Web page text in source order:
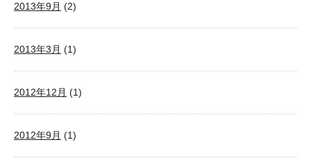
2013年9月 (2)
2013年3月 (1)
2012年12月 (1)
2012年9月 (1)